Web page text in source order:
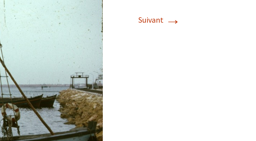
Suivant →